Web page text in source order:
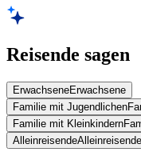
Reisende sagen
ErwachseneErwachsene
Familie mit Jugendlichen
Familie mit Kleinkindern
AlleinreisendeAlleinreisende